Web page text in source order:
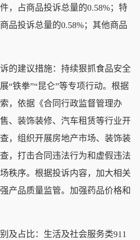
，占商品投诉总量的0.58%；特
品投诉总量的0.58%；其他商品
建议措施：持续狠抓食品安全
“铁拳”“昆仑”等专项行动。根据
，依据《合同行政监督管理办
、装饰装修、汽车租赁等行业开
，组织开展房地产市场、装饰装
，打击合同违法行为和虚假违法
秩序。根据投诉内容，加大相关
产品质量监管。加强药品价格和
占比：生活及社会服务类911